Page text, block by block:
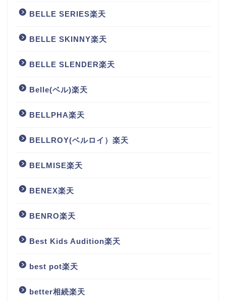
BELLE SERIES楽天
BELLE SKINNY楽天
BELLE SLENDER楽天
Belle(ベル)楽天
BELLPHA楽天
BELLROY(ベルロイ）楽天
BELMISE楽天
BENEX楽天
BENRO楽天
Best Kids Audition楽天
best pot楽天
better相続楽天